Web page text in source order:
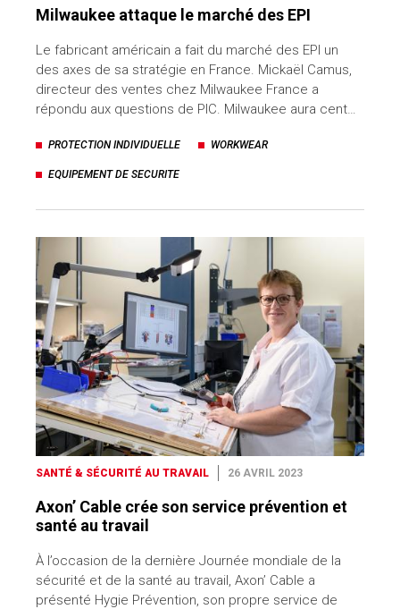
Milwaukee attaque le marché des EPI
Le fabricant américain a fait du marché des EPI un
des axes de sa stratégie en France. Mickaël Camus,
directeur des ventes chez Milwaukee France a
répondu aux questions de PIC. Milwaukee aura cent…
PROTECTION INDIVIDUELLE WORKWEAR
EQUIPEMENT DE SECURITE
SANTÉ & SÉCURITÉ AU TRAVAIL 26 AVRIL 2023
Axon’ Cable crée son service prévention et
santé au travail
À l’occasion de la dernière Journée mondiale de la
sécurité et de la santé au travail, Axon’ Cable a
présenté Hygie Prévention, son propre service de